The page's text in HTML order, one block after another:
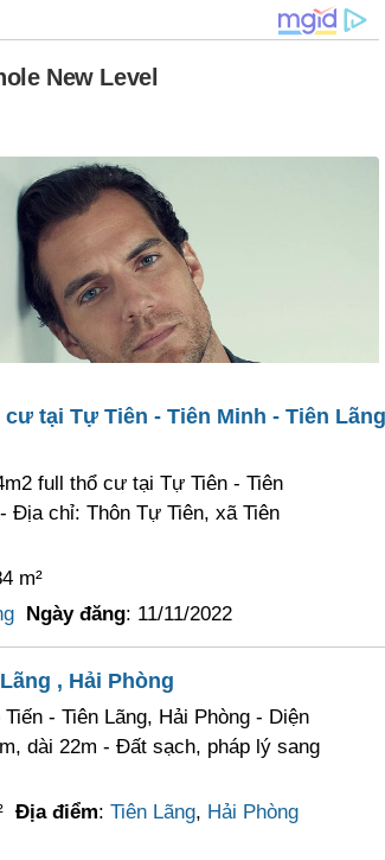
tại Tự Tiên - Tiên Minh - Tiên Lãng
full thổ cư tại Tự Tiên - Tiên
Địa chỉ: Thôn Tự Tiên, xã Tiên
m²
Ngày đăng: 11/11/2022
, Hải Phòng
- Tiên Lãng, Hải Phòng - Diện
dài 22m - Đất sạch, pháp lý sang
Địa điểm: Tiên Lãng, Hải Phòng